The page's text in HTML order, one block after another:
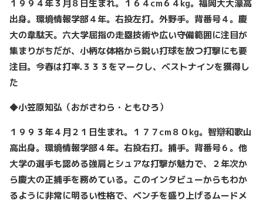
１９９４年３月８日生まれ。１６４cm６４kg。福岡大大濠高
出身。環境情報学部４年。右投左打。外野手。背番号４。慶
大の韋駄天。六大学屈指の走塁技術や広い守備範囲に注目が
集まりがちだが、小柄な体格から鋭い打球を放つ打撃にも要
注目。今春は打率.３３３をマークし、ベストナインを獲得し
た
◆小笠原知弘（おがさわら・ともひろ）
１９９３年４月２１日生まれ。１７７cm８０kg。智辯和歌山
高出身。環境情報学部４年。右投右打。捕手。背番号６。他
大学の選手も認める強肩とシュアな打撃が魅力で、２年次か
ら慶大の正捕手を務めている。このインタビューからもわか
るように非常に明るい性格で、ベンチを盛り上げるムードメ